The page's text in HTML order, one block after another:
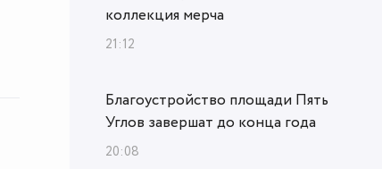
коллекция мерча
21:12
Благоустройство площади Пять
Углов завершат до конца года
20:08